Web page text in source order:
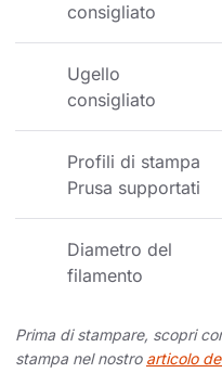
consigliato
Ugello
consigliato
Profili di stampa
Prusa supportati
Diametro del
filamento
Prima di stampare, scopri
stampa nel nostro articolo